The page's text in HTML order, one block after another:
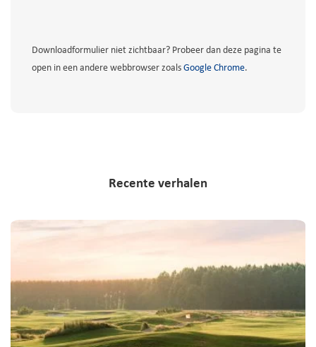
Downloadformulier niet zichtbaar? Probeer dan deze pagina te
open in een andere webbrowser zoals Google Chrome.
Recente verhalen